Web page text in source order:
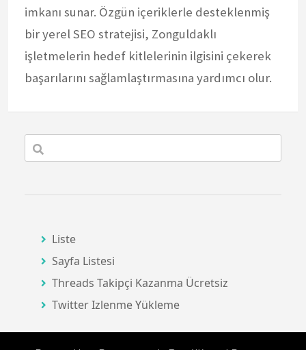
imkanı sunar. Özgün içeriklerle desteklenmiş
bir yerel SEO stratejisi, Zonguldaklı
işletmelerin hedef kitlelerinin ilgisini çekerek
başarılarını sağlamlaştırmasına yardımcı olur.
Liste
Sayfa Listesi
Threads Takipçi Kazanma Ücretsiz
Twitter Izlenme Yükleme